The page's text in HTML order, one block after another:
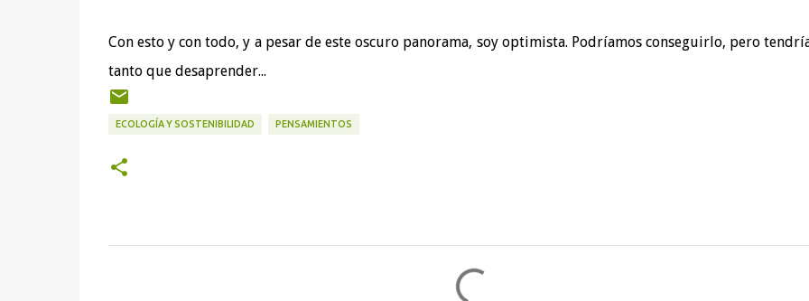
Con esto y con todo, y a pesar de este oscuro panorama, soy optimista. Podríamos conseguirlo, pero
tanto que desaprender...
ECOLOGÍA Y SOSTENIBILIDAD PENSAMIENTOS